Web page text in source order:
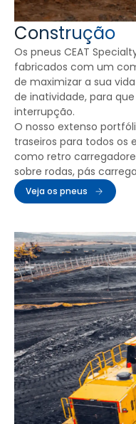
Construção
Os pneus CEAT
fabricados com um
de maximizar a sua
de inatividade, para
interrupção.
O nosso extenso
traseiros para todos os
como retro
sobre rodas, pás
Veja os pneus